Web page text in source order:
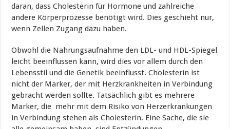
daran, dass Cholesterin für Hormone und zahlreiche
andere Körperprozesse benötigt wird. Dies geschieht nur,
wenn Zellen Zugang dazu haben.
Obwohl die Nahrungsaufnahme den LDL- und HDL-Spiegel
leicht beeinflussen kann, wird dies vor allem durch den
Lebensstil und die Genetik beeinflusst. Cholesterin ist
nicht der Marker, der mit Herzkrankheiten in Verbindung
gebracht werden sollte. Tatsächlich gibt es mehrere
Marker, die mehr mit dem Risiko von Herzerkrankungen
in Verbindung stehen als Cholesterin. Eine Sache, die sie